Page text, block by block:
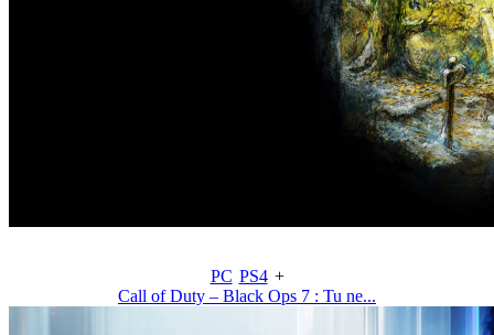
PC PS4 +
Call of Duty – Black Ops 7 : Tu ne...